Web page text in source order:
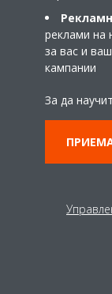
повече
реклами на
за вас и
кампании
За да